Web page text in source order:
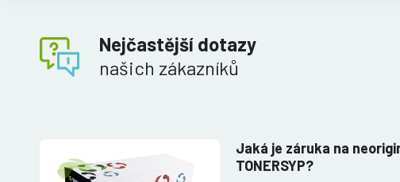
Nejčastější dotazy
našich zákazníků
Jaká je záruka na
TONERSYP?